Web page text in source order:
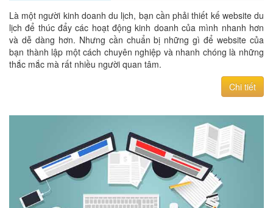
​Là một người kinh doanh du lịch, bạn cần phải thiết kế website du
lịch để thúc đẩy các hoạt động kinh doanh của mình nhanh hơn
và dễ dàng hơn. Nhưng cần chuẩn bị những gì để website của
bạn thành lập một cách chuyên nghiệp và nhanh chóng là những
thắc mắc mà rất nhiều người quan tâm.
Chi tiết